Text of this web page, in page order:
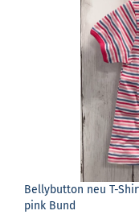
Bel­ly­but­ton neu T-​
pink Bund